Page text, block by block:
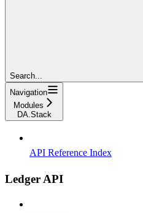
Search...
Navigation
Modules
DA.Stack
API Reference Index
Ledger API